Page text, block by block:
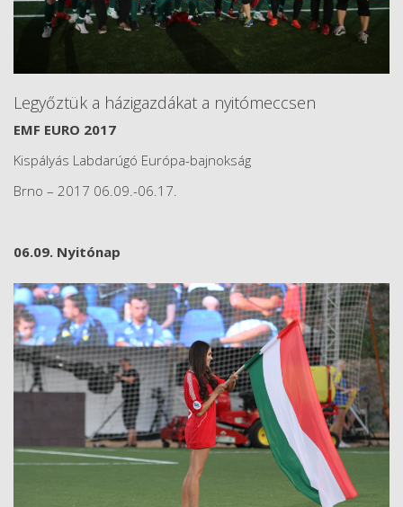
Legyőztük a házigazdákat a nyitómeccsen
EMF EURO 2017
Kispályás Labdarúgó Európa-bajnokság
Brno – 2017 06.09.-06.17.
06.09. Nyitónap